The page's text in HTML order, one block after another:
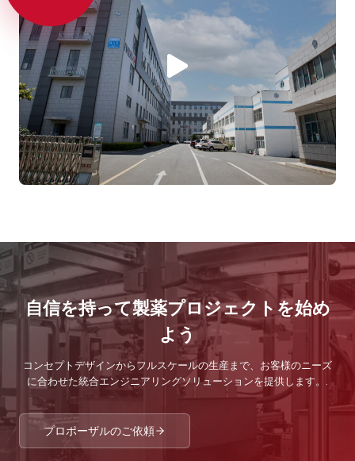
自信を持って製薬プロジェクトを始め
よう
コンセプトデザインからフルスケールの生産まで、お客様のニーズ
に合わせた統合エンジニアリングソリューションを提供します。.
プロポーザルのご依頼